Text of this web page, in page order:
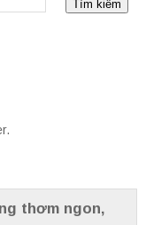
.
thơm ngon,